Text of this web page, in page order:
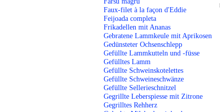
Faux-filet à la façon d'Eddie
Feijoada completa
Frikadellen mit Ananas
Gebratene Lammkeule mit Aprikosen
Gedünsteter Ochsenschlepp
Gefüllte Lammkutteln und -füsse
Gefülltes Lamm
Gefüllte Schweinskotelettes
Gefüllte Schweineschwänze
Gefüllte Sellerieschnitzel
Gegrillte Leberspiesse mit Zitrone
Gegrilltes Rehherz